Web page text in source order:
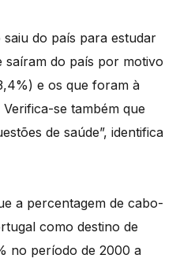
saiu do país para estudar
saíram do país por motivo
e os que foram à
se também que
de saúde”, identifica
a percentagem de cabo-
como destino de
no período de 2000 a